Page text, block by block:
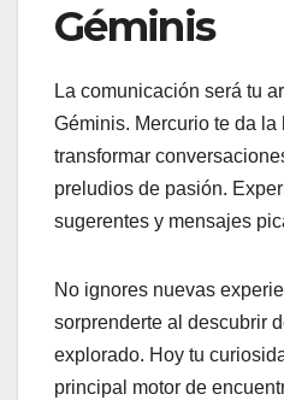
Géminis
La comunicación será tu
Géminis. Mercurio te da
transformar
preludios de pasión.
sugerentes y mensajes
No ignores nuevas
sorprenderte al descubrir
explorado. Hoy tu
principal motor de